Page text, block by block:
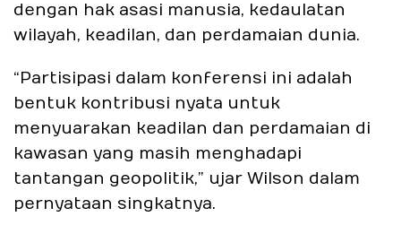
dengan hak asasi manusia, kedaulatan
wilayah, keadilan, dan perdamaian dunia.
“Partisipasi dalam konferensi ini adalah
bentuk kontribusi nyata untuk
menyuarakan keadilan dan perdamaian di
kawasan yang masih menghadapi
tantangan geopolitik,” ujar Wilson dalam
pernyataan singkatnya.